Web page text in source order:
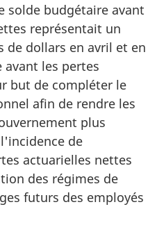
solde budgétaire avant
représentait un
de dollars en avril et en
avant les pertes
but de compléter le
afin de rendre les
plus
de
actuarielles nettes
des régimes de
futurs des employés